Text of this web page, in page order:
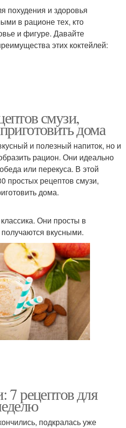
похудения и здоровья
в рационе тех, кто
и фигуре. Давайте
этих коктейлей:
смузи,
дома
и полезный напиток, но и
рацион. Они идеально
или перекуса. В этой
простых рецептов смузи,
дома.
Они просты в
вкусными.
7 рецептов для
подкралась уже